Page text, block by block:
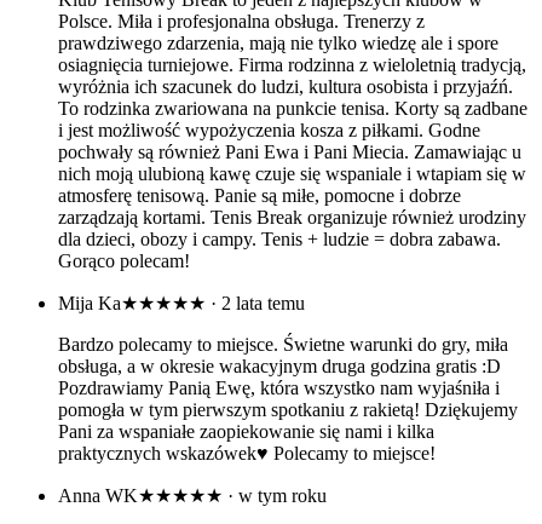
Polsce. Miła i profesjonalna obsługa. Trenerzy z
prawdziwego zdarzenia, mają nie tylko wiedzę ale i spore
osiagnięcia turniejowe. Firma rodzinna z wieloletnią tradycją,
wyróżnia ich szacunek do ludzi, kultura osobista i przyjaźń.
To rodzinka zwariowana na punkcie tenisa. Korty są zadbane
i jest możliwość wypożyczenia kosza z piłkami. Godne
pochwały są również Pani Ewa i Pani Miecia. Zamawiając u
nich moją ulubioną kawę czuje się wspaniale i wtapiam się w
atmosferę tenisową. Panie są miłe, pomocne i dobrze
zarządzają kortami. Tenis Break organizuje również urodziny
dla dzieci, obozy i campy. Tenis + ludzie = dobra zabawa.
Gorąco polecam!
Mija Ka★★★★★ · 2 lata temu
Bardzo polecamy to miejsce. Świetne warunki do gry, miła
obsługa, a w okresie wakacyjnym druga godzina gratis :D
Pozdrawiamy Panią Ewę, która wszystko nam wyjaśniła i
pomogła w tym pierwszym spotkaniu z rakietą! Dziękujemy
Pani za wspaniałe zaopiekowanie się nami i kilka
praktycznych wskazówek♥️ Polecamy to miejsce!
Anna WK★★★★★ · w tym roku